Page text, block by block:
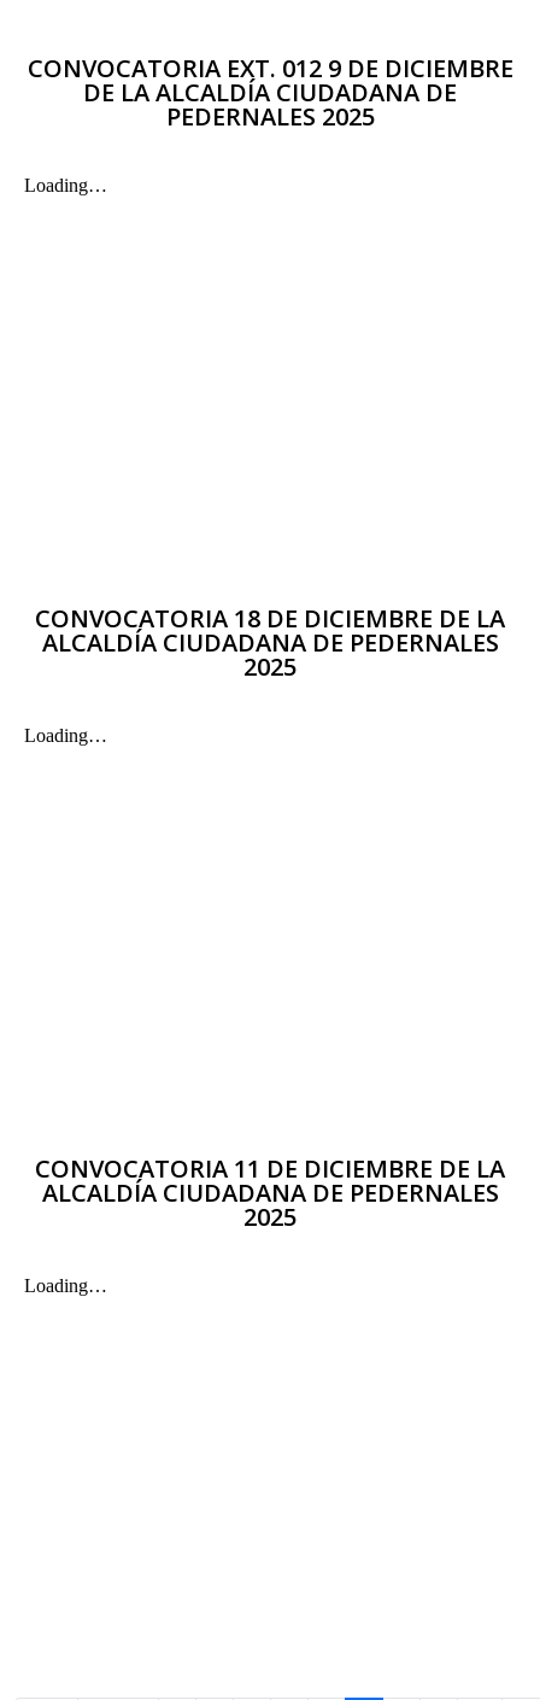
CONVOCATORIA EXT. 012 9 DE DICIEMBRE
DE LA ALCALDÍA CIUDADANA DE
PEDERNALES 2025
CONVOCATORIA 18 DE DICIEMBRE DE LA
ALCALDÍA CIUDADANA DE PEDERNALES
2025
CONVOCATORIA 11 DE DICIEMBRE DE LA
ALCALDÍA CIUDADANA DE PEDERNALES
2025